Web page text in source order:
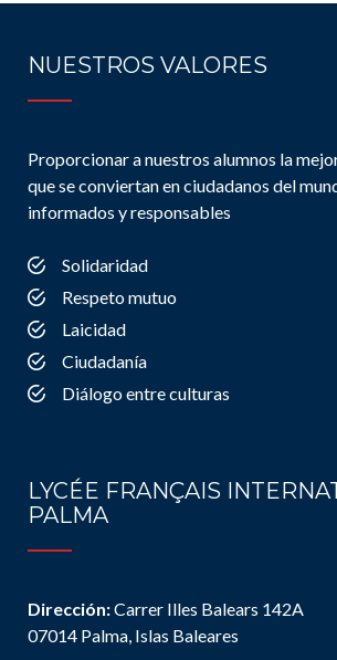
NUESTROS VALORES
Proporcionar a nuestros alumnos la
que se conviertan en ciudadanos del
informados y responsables
Solidaridad
Respeto mutuo
Laicidad
Ciudadanía
Diálogo entre culturas
LYCÉE FRANÇAIS
PALMA
Dirección:Carrer Illes Balears 142A
07014 Palma, Islas Baleares